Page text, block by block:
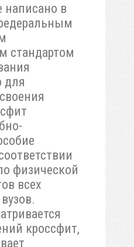
написано в
стандартом
для
физической
всех
кроссфит,